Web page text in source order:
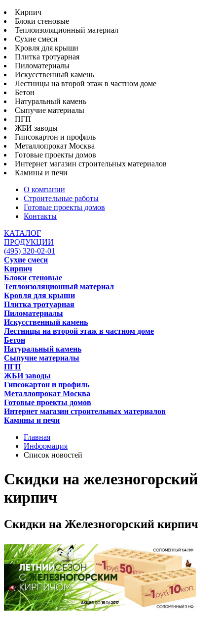
Кирпич
Блоки стеновые
Теплоизоляционный материал
Сухие смеси
Кровля для крыши
Плитка тротуарная
Пиломатериалы
Искусственный камень
Лестницы на второй этаж в частном доме
Бетон
Натуральный камень
Сыпучие материалы
ПГП
ЖБИ заводы
Гипсокартон и профиль
Металлопрокат Москва
Готовые проекты домов
Интернет магазин строительных материалов
Камины и печи
О компании
Строительные работы
Готовые проекты домов
Контакты
КАТАЛОГ
ПРОДУКЦИИ
(495) 320-02-01
Сухие смеси
Кирпич
Блоки стеновые
Теплоизоляционный материал
Кровля для крыши
Плитка тротуарная
Пиломатериалы
Искусственный камень
Лестницы на второй этаж в частном доме
Бетон
Натуральный камень
Сыпучие материалы
ПГП
ЖБИ заводы
Гипсокартон и профиль
Металлопрокат Москва
Готовые проекты домов
Интернет магазин строительных материалов
Камины и печи
Главная
Информация
Список новостей
Скидки на железногорский
кирпич
Скидки на Железногорский кирпич